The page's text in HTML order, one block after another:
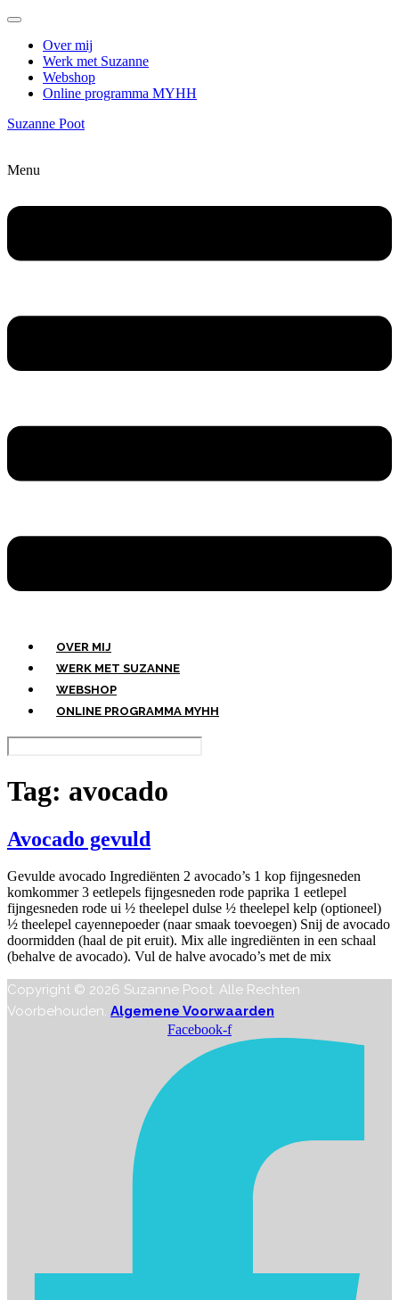
Over mij
Werk met Suzanne
Webshop
Online programma MYHH
Suzanne Poot
Menu
OVER MIJ
WERK MET SUZANNE
WEBSHOP
ONLINE PROGRAMMA MYHH
Tag: avocado
Avocado gevuld
Gevulde avocado Ingrediënten 2 avocado’s 1 kop fijngesneden
komkommer 3 eetlepels fijngesneden rode paprika 1 eetlepel
fijngesneden rode ui ½ theelepel dulse ½ theelepel kelp (optioneel)
½ theelepel cayennepoeder (naar smaak toevoegen) Snij de avocado
doormidden (haal de pit eruit). Mix alle ingrediënten in een schaal
(behalve de avocado). Vul de halve avocado’s met de mix
Copyright © 2026 Suzanne Poot. Alle Rechten
Voorbehouden. Algemene Voorwaarden
Facebook-f